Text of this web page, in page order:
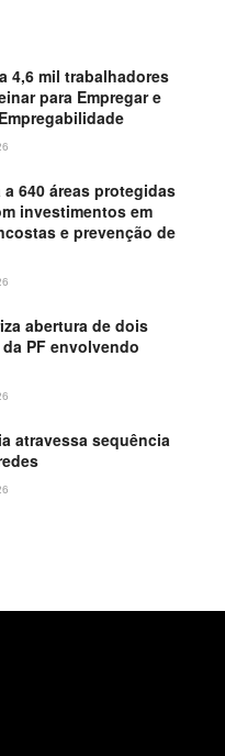
4,6 mil trabalhadores
para Empregar e
640 áreas protegidas
investimentos em
e prevenção de
abertura de dois
PF envolvendo
atravessa sequência